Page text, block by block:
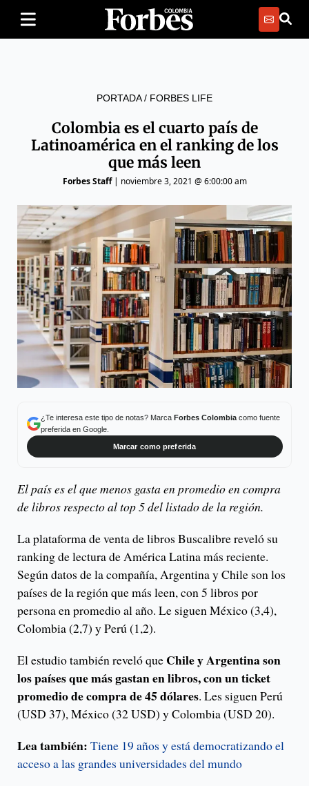
PORTADA/ FORBES LIFE
Colombia es el cuarto país de
Latinoamérica en el ranking de los
que más leen
Forbes Staff| noviembre 3, 2021 @ 6:00:00 am
¿Te interesa este tipo de notas? Marca Forbes Colombiacomo fuente
preferida en Google.
Marcar como preferida
El país es el que menos gasta en promedio en compra
de libros respecto al top 5 del listado de la región.
La plataforma de venta de libros Buscalibre reveló su
ranking de lectura de América Latina más reciente.
Según datos de la compañía, Argentina y Chile son los
países de la región que más leen, con 5 libros por
persona en promedio al año. Le siguen México (3,4),
Colombia (2,7) y Perú (1,2).
El estudio también reveló que Chile y Argentina son
los países que más gastan en libros, con un ticket
promedio de compra de 45 dólares. Les siguen Perú
(USD 37), México (32 USD) y Colombia (USD 20).
Lea también: Tiene 19 años y está democratizando el
acceso a las grandes universidades del mundo